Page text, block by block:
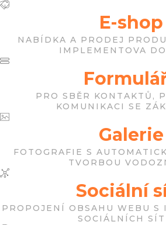
E-shop
NABÍDKA A PRODEJ
IMPLEMENTOVA
PRO SBĚR KONTAKTŮ,
KOMUNIKACI SE
Galerie
FOTOGRAFIE S
TVORBOU
Sociální
PROPOJENÍ OBSAHU WEBU S
SOCIÁLNÍCH